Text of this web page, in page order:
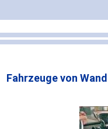
Fahrzeuge von